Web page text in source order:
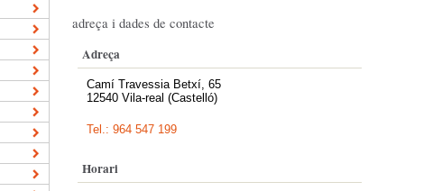
adreça i dades de contacte
Adreça
Camí Travessia Betxí, 65
12540 Vila-real (Castelló)
Tel.: 964 547 199
Horari